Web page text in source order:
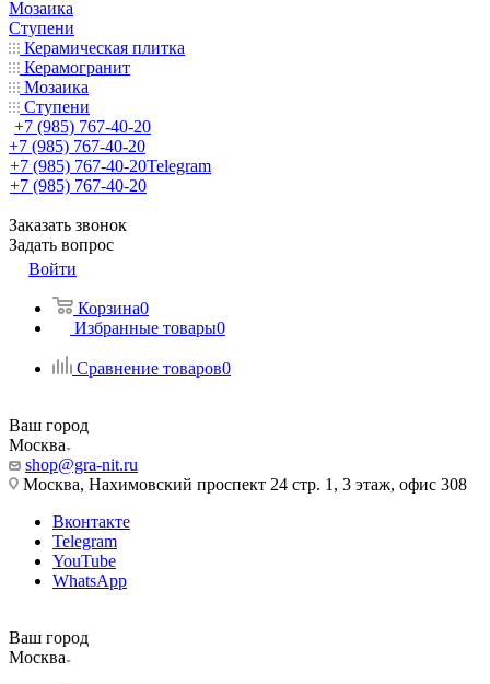
Мозаика
Ступени
Керамическая плитка
Керамогранит
Мозаика
Ступени
+7 (985) 767-40-20
+7 (985) 767-40-20
+7 (985) 767-40-20Telegram
+7 (985) 767-40-20
Заказать звонок
Задать вопрос
Войти
Корзина0
Избранные товары0
Сравнение товаров0
Ваш город
Москва
shop@gra-nit.ru
Москва, Нахимовский проспект 24 стр. 1, 3 этаж, офис 308
Вконтакте
Telegram
YouTube
WhatsApp
Ваш город
Москва